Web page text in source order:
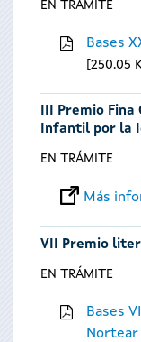
EN TRÁMITE
Bases
250.05
III Premio
Infantil por la
EN TRÁMITE
Más
VII Premio
EN TRÁMITE
Bases
Nortear